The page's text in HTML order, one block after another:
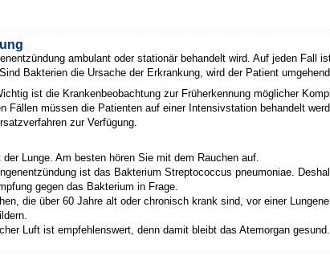
ambulant oder stationär behandelt wird. Auf jeden Fall
Bakterien die Ursache der Erkrankung, wird der Patient
ist die Krankenbeobachtung zur Früherkennung möglicher
Fällen müssen die Patienten auf einer Intensivstation behandelt
zur Verfügung.
Lunge. Am besten hören Sie mit dem Rauchen auf.
ist das Bakterium Streptococcus pneumoniae.
gegen das Bakterium in Frage.
die über 60 Jahre alt oder chronisch krank sind, vor einer
Luft ist empfehlenswert, denn damit bleibt das Atemorgan gesund.